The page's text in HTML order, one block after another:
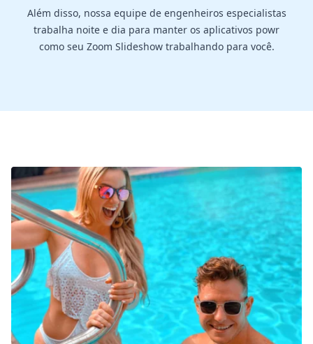
Além disso, nossa equipe de engenheiros especialistas
trabalha noite e dia para manter os aplicativos powr
como seu Zoom Slideshow trabalhando para você.